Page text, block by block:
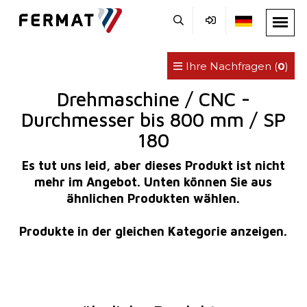
Ihre Nachfragen (0)
Drehmaschine / CNC -
Durchmesser bis 800 mm / SP
180
Es tut uns leid, aber dieses Produkt ist nicht
mehr im Angebot. Unten können Sie aus
ähnlichen Produkten wählen.
Produkte in der gleichen Kategorie anzeigen.